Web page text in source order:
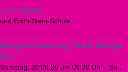
Eschholzpark
und Edith-Stein-Schule
Weltgeflüchtetentag - World Refugee
Day
Samstag, 20.06.26 um 09:30 Uhr - Sa.,